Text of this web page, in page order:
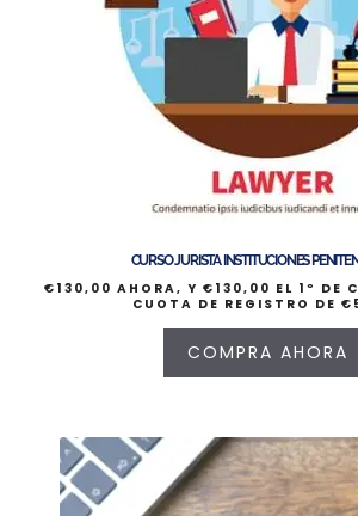
CURSO JURISTA INSTITUCIONES
€ 130,00 AHORA, Y € 130,00 EL 1º DE
CUOTA DE REGISTRO DE €
COMPRA AHORA